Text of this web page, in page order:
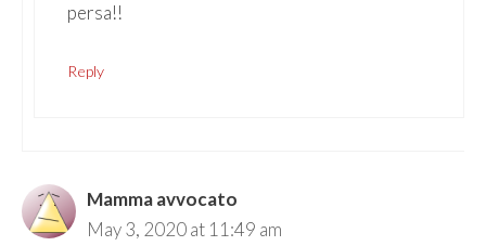
persa!!
Reply
Mamma avvocato
May 3, 2020 at 11:49 am